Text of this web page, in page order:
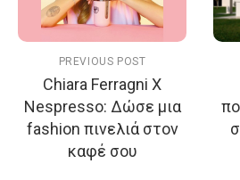
PREVIOUS POST
Chiara Ferragni X
Nespresso: Δώσε μια
fashion πινελιά στον
καφέ σου